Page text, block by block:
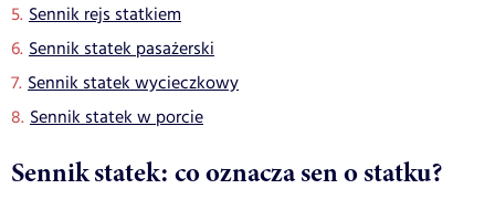
Sennik rejs statkiem
Sennik statek pasażerski
Sennik statek wycieczkowy
Sennik statek w porcie
Sennik statek: co oznacza sen o statku?